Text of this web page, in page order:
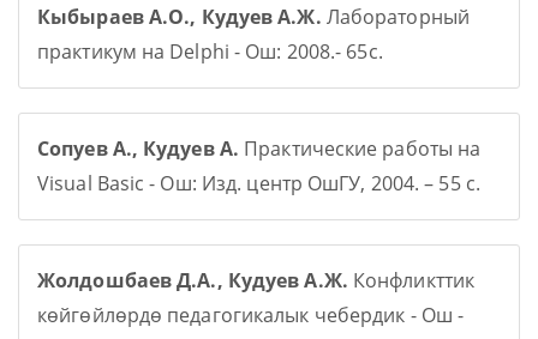
Кыбыраев А.О., Кудуев А.Ж. Лабораторный
практикум на Delphi - Ош: 2008.- 65с.
Сопуев А., Кудуев А. Практические работы на
Visual Basic - Ош: Изд. центр ОшГУ, 2004. – 55 с.
Жолдошбаев Д.А., Кудуев А.Ж. Конфликттик
көйгөйлөрдө педагогикалык чебердик - Ош -